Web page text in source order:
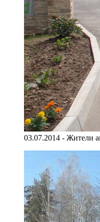
03.07.2014 - Жители